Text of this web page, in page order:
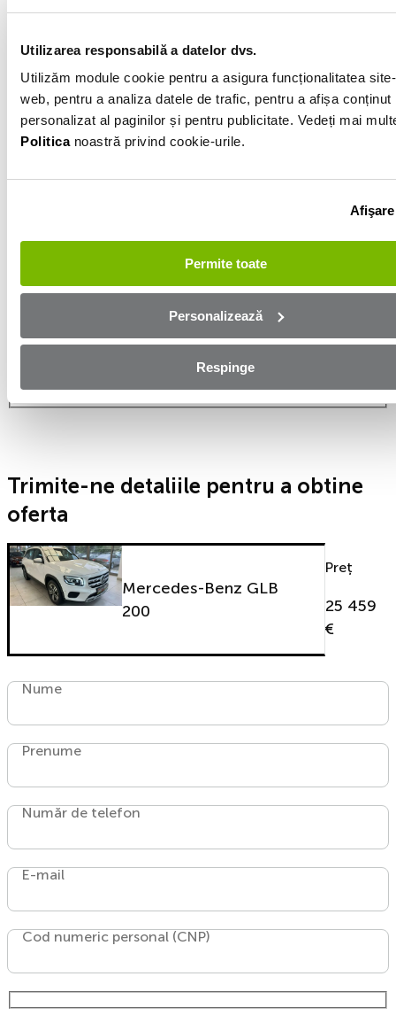
Utilizarea responsabilă a datelor dvs.
Utilizăm module cookie pentru a asigura funcționalitatea
web, pentru a analiza datele de trafic, pentru a afișa conținut
personalizat al paginilor și pentru publicitate. Vedeți mai
Politicanoastră privind cookie-urile.
Afişare
Permite toate
Personalizează
Respinge
Alb
Informatiile vanzatorului
0740092172
Afișează numărul
Salaj
Aplică online și bucură-te de
aprobare rapidă!
Ești mai aproape de mașina dorită! Completează
formularul de mai jos și te contactăm in cel mai scurt
Trimite-ne detaliile pentru a obtine
oferta
Mercedes-Benz GLB
200
Preț
25 459
€
Nume
Prenume
Număr de telefon
E-mail
Cod numeric personal (CNP)